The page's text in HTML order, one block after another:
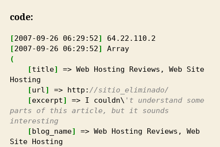
code:
[2007-09-26 06 : 29 : 52] 64.22 .110 .2
[2007-09-26 06 : 29 : 52]
Array
(
[title]
=> Web Hosting Reviews, Web Site
Hosting
[url ] => http: //sitio_eliminado/
[excerpt] => I couldn\ 't understand some
parts of this article, but it sounds
interesting
[blog_name]
=> Web Hosting Reviews, Web
Site Hosting